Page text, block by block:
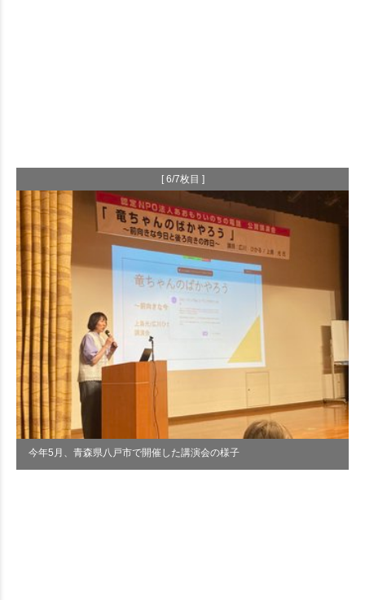
[ 6/7枚目 ]
今年5月、青森県八戸市で開催した講演会の様子